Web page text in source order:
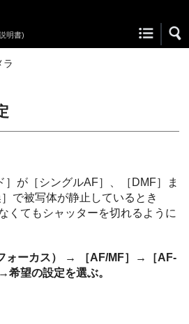
明書)
ラ
が［シングルAF］ ［DMF］
ま
で被写体が静止しているとき
くてもシャッターを切れるように
ォーカス） → ［AF/MF］ →
［AF-
→希望の設定を選ぶ。